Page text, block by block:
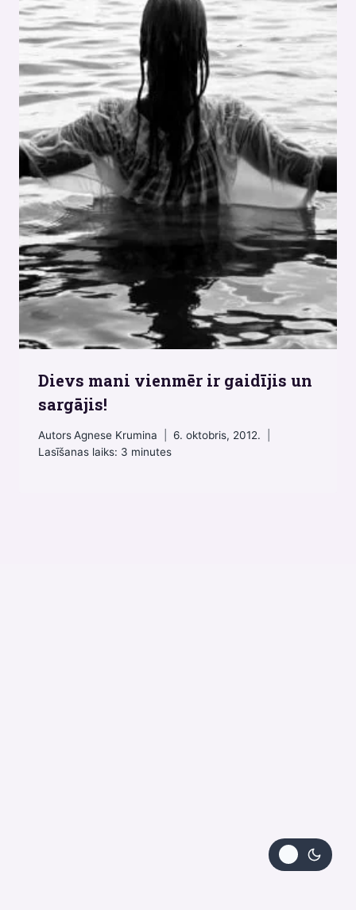
Dievs mani vienmēr ir gaidījis un
sargājis!
AutorsAgnese Krumina
6. oktobris, 2012.
Lasīšanas laiks: 3 minutes